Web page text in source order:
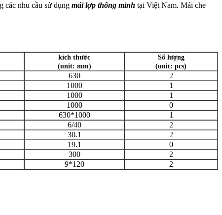
các nhu cầu sử dụng mái lợp thông minh tại Việt Nam. Mái che
kích thước
(unit: mm)
Số lượng
(unit: pcs)
630
2
1000
1
1000
1
1000
0
630*1000
1
6/40
2
30.1
2
19.1
0
300
2
9*120 2